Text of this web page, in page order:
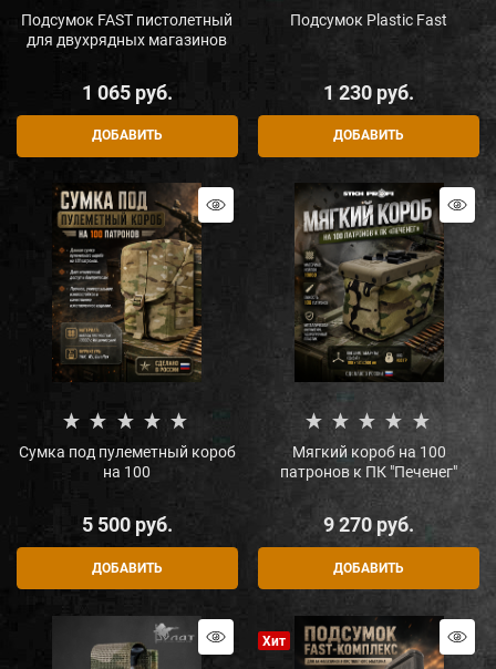
Подсумок FAST пистолетный
для двухрядных магазинов
1 065 руб.
ДОБАВИТЬ
Подсумок Plastic Fast
1 230 руб.
ДОБАВИТЬ
Сумка под пулеметный короб
на 100
5 500 руб.
ДОБАВИТЬ
Мягкий короб на 100
патронов к ПК "Печенег"
9 270 руб.
ДОБАВИТЬ
Хит